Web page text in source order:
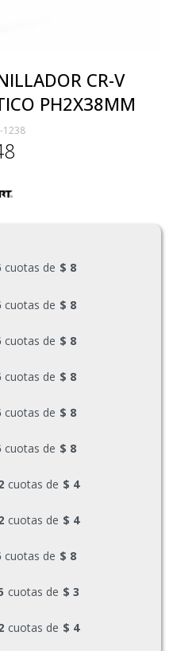
CR-V
PH2X38MM
1238
cuotas de $ 8
cuotas de $ 8
cuotas de $ 8
cuotas de $ 8
cuotas de $ 8
cuotas de $ 8
cuotas de $ 4
cuotas de $ 4
cuotas de $ 8
cuotas de $ 3
cuotas de $ 4